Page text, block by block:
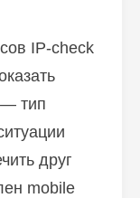
IP-check
— тип
друг
mobile